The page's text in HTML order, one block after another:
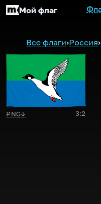
Мой флаг
Все флаги›Россия›
PNG↓ 3:2